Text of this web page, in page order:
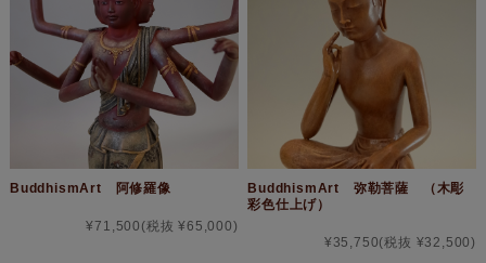
BuddhismArt 阿修羅像
¥71,500 (税抜 ¥65,000)
BuddhismArt 弥勒菩薩 （木彫
彩色仕上げ）
¥35,750(税抜 ¥32,500)